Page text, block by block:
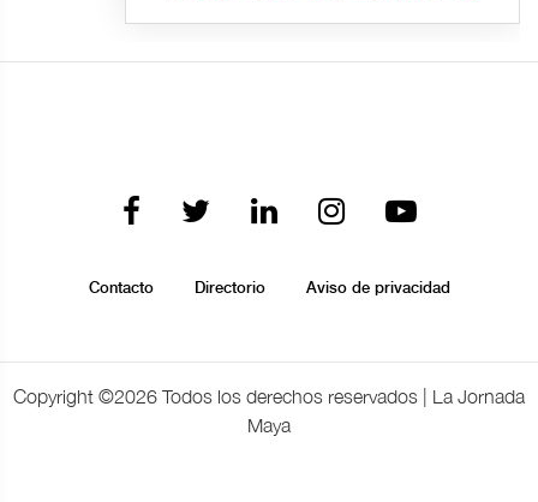
Contacto Directorio Aviso de privacidad
Copyright ©2026 Todos los derechos reservados | La Jornada
Maya